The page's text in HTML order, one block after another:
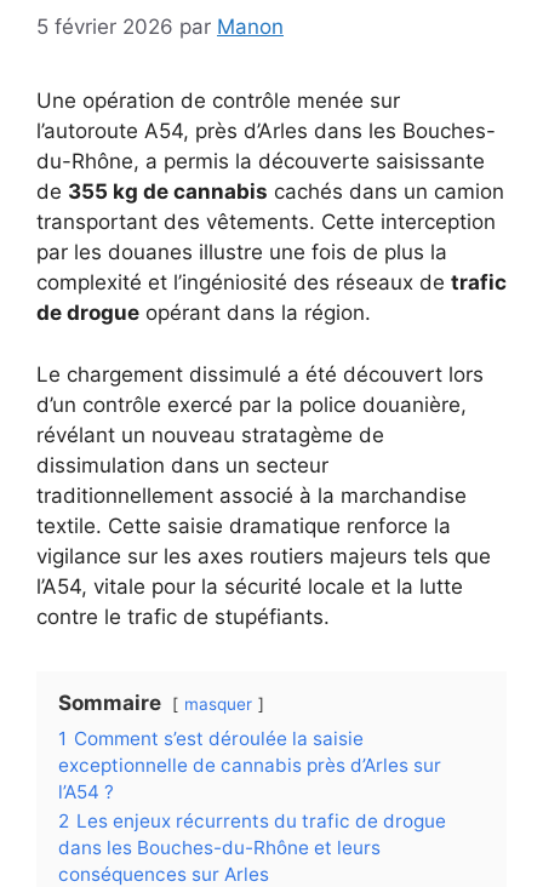
5 février 2026 par Manon
Une opération de contrôle menée sur
l’autoroute A54, près d’Arles dans les Bouches-
du-Rhône, a permis la découverte saisissante
de 355 kg de cannabis cachés dans un camion
transportant des vêtements. Cette interception
par les douanes illustre une fois de plus la
complexité et l’ingéniosité des réseaux de trafic
de drogue opérant dans la région.
Le chargement dissimulé a été découvert lors
d’un contrôle exercé par la police douanière,
révélant un nouveau stratagème de
dissimulation dans un secteur
traditionnellement associé à la marchandise
textile. Cette saisie dramatique renforce la
vigilance sur les axes routiers majeurs tels que
l’A54, vitale pour la sécurité locale et la lutte
contre le trafic de stupéfiants.
Sommaire masquer
1 Comment s’est déroulée la saisie
exceptionnelle de cannabis près d’Arles sur
l’A54 ?
2 Les enjeux récurrents du trafic de drogue
dans les Bouches-du-Rhône et leurs
conséquences sur Arles